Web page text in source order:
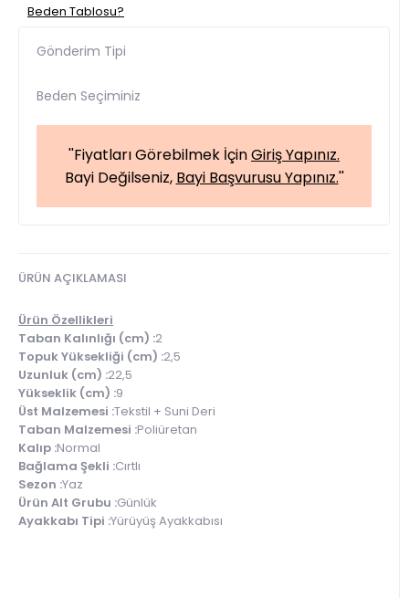
Beden Tablosu?
Gönderim Tipi
Beden Seçiminiz
''Fiyatları Görebilmek İçinGiriş Yapınız.
Bayi Değilseniz, Bayi Başvurusu Yapınız.''
ÜRÜN AÇIKLAMASI
Ürün Özellikleri
Taban Kalınlığı (cm) :2
Topuk Yüksekliği (cm) :2,5
Uzunluk (cm) :22,5
Yükseklik (cm) :9
Üst Malzemesi :Tekstil + Suni Deri
Taban Malzemesi :Poliüretan
Kalıp :Normal
Bağlama Şekli :Cırtlı
Sezon :Yaz
Ürün Alt Grubu :Günlük
Ayakkabı Tipi :Yürüyüş Ayakkabısı